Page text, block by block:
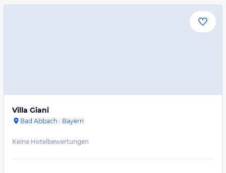
Villa Giani
Bad Abbach · Bayern
Keine Hotelbewertungen